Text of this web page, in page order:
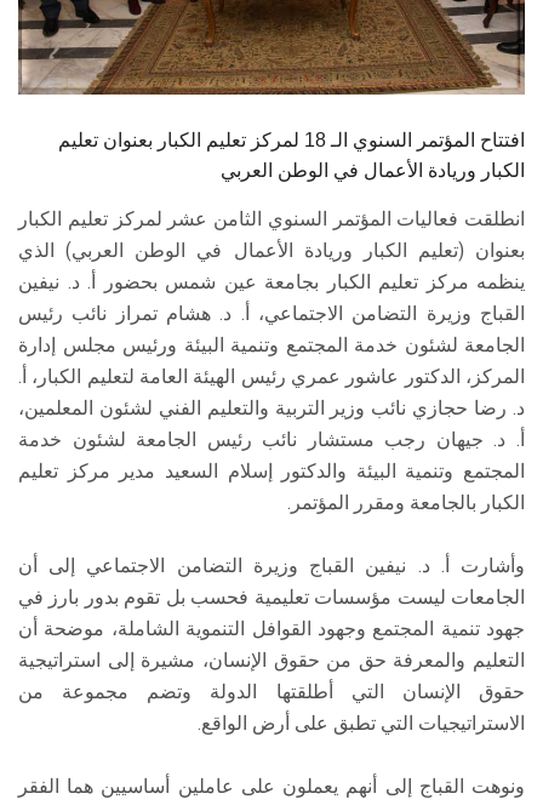
الزائـرون
افتتاح المؤتمر السنوي الـ 18 لمركز تعليم الكبار بعنوان تعليم
الكبار وريادة الأعمال في الوطن العربي
انطلقت فعاليات المؤتمر السنوي الثامن عشر لمركز تعليم الكبار
بعنوان (تعليم الكبار وريادة الأعمال في الوطن العربي) الذي
ينظمه مركز تعليم الكبار بجامعة عين شمس بحضور أ. د. نيفين
القباج وزيرة التضامن الاجتماعي، أ. د. هشام تمراز نائب رئيس
الجامعة لشئون خدمة المجتمع وتنمية البيئة ورئيس مجلس إدارة
المركز، الدكتور عاشور عمري رئيس الهيئة العامة لتعليم الكبار، أ.
د. رضا حجازي نائب وزير التربية والتعليم الفني لشئون المعلمين،
أ. د. جيهان رجب مستشار نائب رئيس الجامعة لشئون خدمة
المجتمع وتنمية البيئة والدكتور إسلام السعيد مدير مركز تعليم
الكبار بالجامعة ومقرر المؤتمر.
وأشارت أ. د. نيفين القباج وزيرة التضامن الاجتماعي إلى أن
الجامعات ليست مؤسسات تعليمية فحسب بل تقوم بدور بارز في
جهود تنمية المجتمع وجهود القوافل التنموية الشاملة، موضحة أن
التعليم والمعرفة حق من حقوق الإنسان، مشيرة إلى استراتيجية
حقوق الإنسان التي أطلقتها الدولة وتضم مجموعة من
الاستراتيجيات التي تطبق على أرض الواقع.
ونوهت القباج إلى أنهم يعملون على عاملين أساسيين هما الفقر